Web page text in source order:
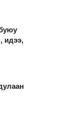
идээ,